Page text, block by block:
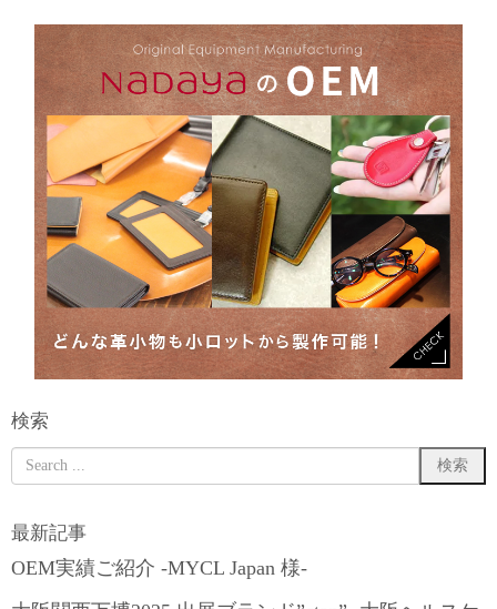
検索
最新記事
OEM実績ご紹介 -MYCL Japan 様-